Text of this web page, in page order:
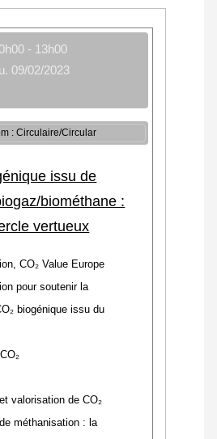
- 13h00
09/02/2023
: Circulaire/Circular
issu de
biométhane :
vertueux
CO₂ Value Europe
pour soutenir la
biogénique issu du
valorisation de CO₂
méthanisation : la